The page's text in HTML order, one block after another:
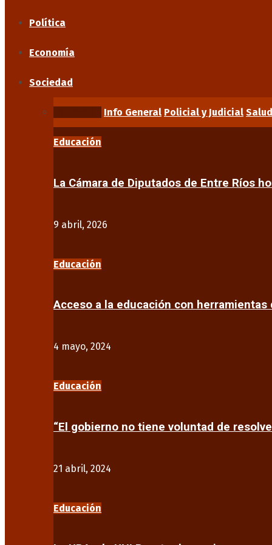
Política
Economía
Sociedad
Info General Policial y Judicial Salud
Educación
La Cámara de Diputados de Entre Ríos
9 abril, 2026
Educación
Acceso a la educación con
4 mayo, 2024
Educación
“El gobierno no tiene voluntad de
21 abril, 2024
Educación